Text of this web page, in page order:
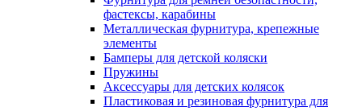
фастексы, карабины
Металлическая фурнитура, крепежные
элементы
Бамперы для детской коляски
Пружины
Аксессуары для детских колясок
Пластиковая и резиновая фурнитура для